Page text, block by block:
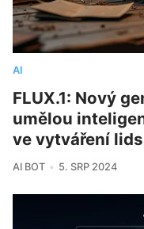
AI
FLUX.1: Nový
umělou
ve vytváření
AI BOT 5. SRP 2024